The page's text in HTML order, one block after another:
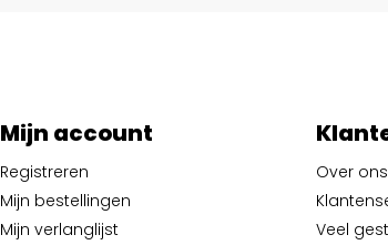
Mijn account
Registreren
Mijn bestellingen
Mijn verlanglijst
Over ons
Veel